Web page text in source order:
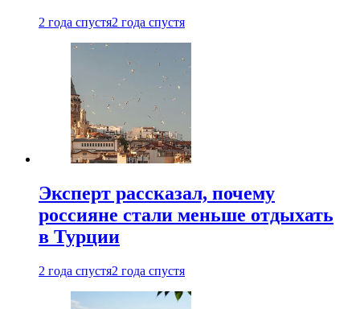
2 года спустя2 года спустя
Эксперт рассказал, почему
россияне стали меньше отдыхать
в Турции
2 года спустя2 года спустя